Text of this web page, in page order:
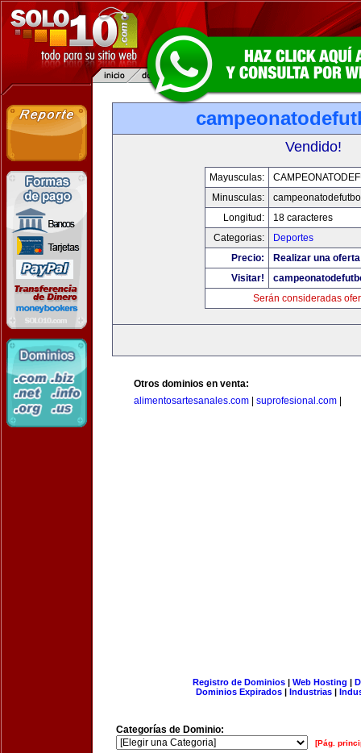
Vendido!
Mayusculas:
Minusculas:
Longitud:
18 caracteres
Categorias:
Deportes
Precio:
Realizar una
Visitar!
Serán consideradas
Otros dominios en venta:
alimentosartesanales.com
suprofesional.com
Registro de Dominios| Web Hosting |
Dominios Expirados | Industrias |
Categorías de Dominio:
[Pág.